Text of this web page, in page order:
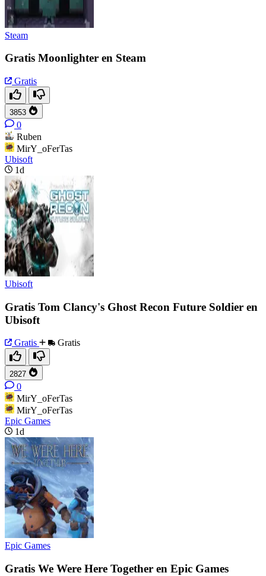
Steam
Gratis Moonlighter en Steam
Gratis
3853
0
Ruben
MirY_oFerTas
Ubisoft
1d
Ubisoft
Gratis Tom Clancy's Ghost Recon Future Soldier en
Ubisoft
Gratis Gratis
2827
0
MirY_oFerTas
MirY_oFerTas
Epic Games
1d
Epic Games
Gratis We Were Here Together en Epic Games